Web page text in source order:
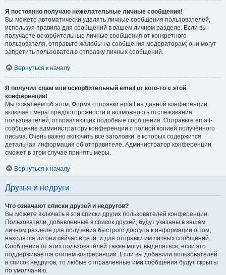
Я постоянно получаю нежелательные личные сообщения!
Вы можете автоматически удалять личные сообщения пользователей,
используя правила для сообщений в вашем личном разделе. Если вы
получаете оскорбительные личные сообщения от конкретного
пользователя, отправьте жалобы на сообщения модераторам; они могут
запретить пользователю отправку личных сообщений.
Вернуться к началу
Я получил спам или оскорбительный email от кого-то с этой
конференции!
Мы сожалеем об этом. Форма отправки email на данной конференции
включает меры предосторожности и возможность отслеживания
пользователей, отправляющих подобные сообщения. Отправьте email-
сообщение администратору конференции с полной копией полученного
письма. Очень важно включить все заголовки, в которых содержится
детальная информация об отправителе. Администратор конференции
сможет в этом случае принять меры.
Вернуться к началу
Друзья и недруги
Что означают списки друзей и недругов?
Вы можете включать в эти списки других пользователей конференции.
Пользователи, добавленные в список друзей, будут указаны в вашем
личном разделе для получения быстрого доступа к информации о том,
находятся ли они сейчас в сети, и для отправки им личных сообщений.
Сообщения от этих пользователей также могут выделяться, если это
поддерживается стилем конференции. Если вы добавили пользователей
в список недругов, то любые отправленные ими сообщения будут скрыты
по умолчанию.